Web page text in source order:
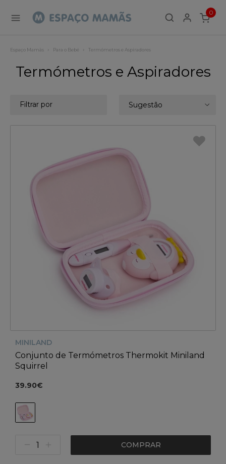
0
ITEMS
Espaço Mamãs Para o Bebé Termómetros e Aspiradores
Termómetros e Aspiradores
Sugestão
Filtrar por
MINILAND
Conjunto de Termómetros Thermokit Miniland
Squirrel
39.90€
COMPRAR